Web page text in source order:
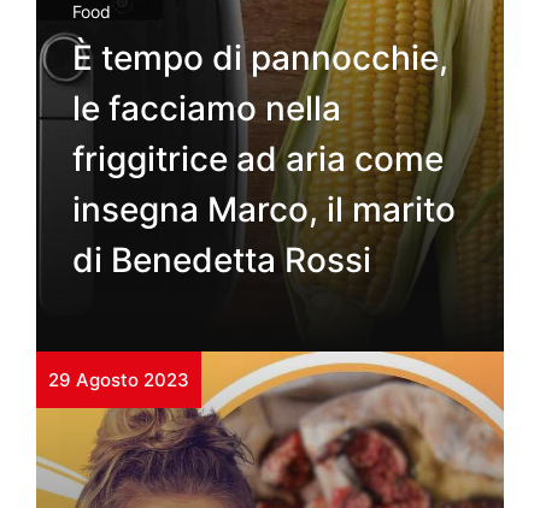
Food
È tempo di pannocchie,
le facciamo nella
friggitrice ad aria come
insegna Marco, il marito
di Benedetta Rossi
29 Agosto 2023